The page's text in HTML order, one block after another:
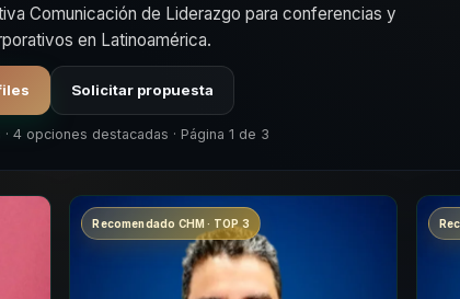
Comunicación de Liderazgo para conferencias y
en Latinoamérica.
Solicitar propuesta
4 opciones destacadas · Página 1 de 3
Recomendado CHM · TOP 3